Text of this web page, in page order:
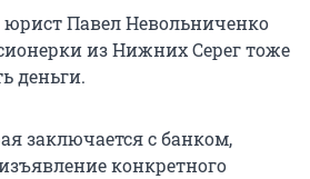
юрист Павел Невольниченко
из Нижних Серег тоже
деньги.
заключается с банком,
конкретного